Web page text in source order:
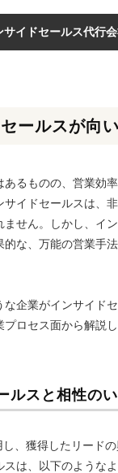
サイドセールス代行
ールスが向
るものの、営業効
サイドセールスは、
ません。しかし、イ
的な、万能の営業手
な企業がインサイド
ロセス面から解説し
ルスと相性の
し、獲得したリード
スは、以下のような